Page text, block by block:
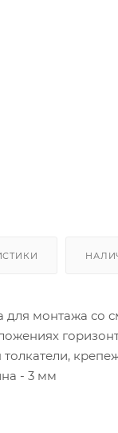
для монтажа со
- 3 мм